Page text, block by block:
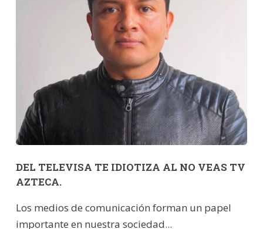
DEL TELEVISA TE IDIOTIZA AL NO VEAS TV
AZTECA.
Los medios de comunicación forman un papel
importante en nuestra sociedad...